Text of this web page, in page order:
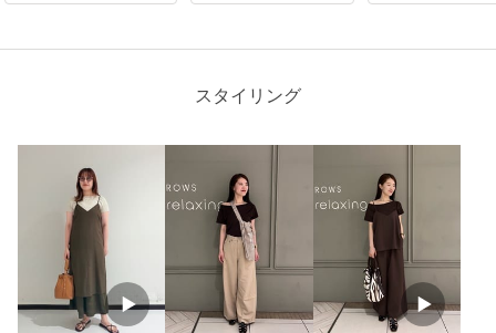
注文キャンセル
対象商品 返品等について
対象外商品 裾上げについて
タイプ WOMEN
スタイリング